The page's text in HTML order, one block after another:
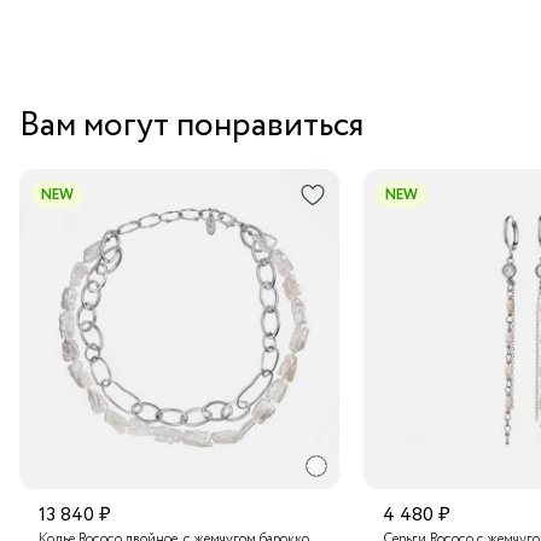
Вам могут понравиться
NEW
13 840 ₽
NEW
4 480 ₽